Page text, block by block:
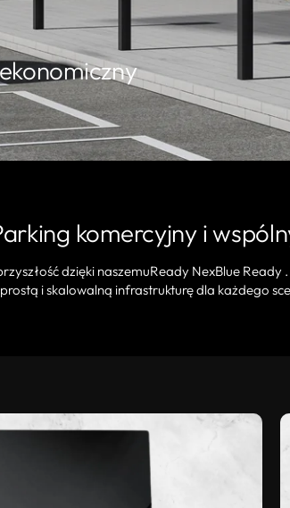
komercyjny i
dzięki naszemuReady NexBlue Ready
i skalowalną infrastrukturę dla każdego